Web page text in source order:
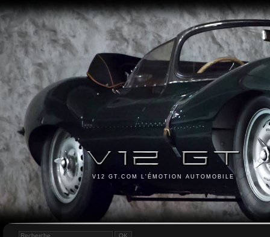
V12 GT.COM L'ÉMOTION AUTOMOBILE